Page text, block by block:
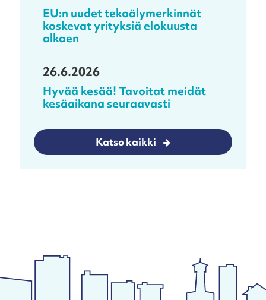
EU:n uudet tekoälymerkinnät
koskevat yrityksiä elokuusta
alkaen
26.6.2026
Hyvää kesää! Tavoitat meidät
kesäaikana seuraavasti
Katso kaikki